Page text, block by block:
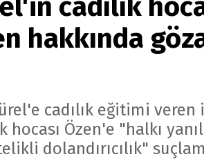
cadılık
hakkında
cadılık eğitimi veren
hocası Özen'e "halkı
dolandırıcılık"